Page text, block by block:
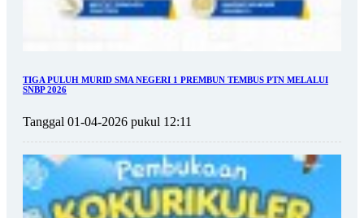
TIGA PULUH MURID SMA NEGERI 1 PREMBUN TEMBUS PTN MELALUI
SNBP 2026
Tanggal 01-04-2026 pukul 12:11